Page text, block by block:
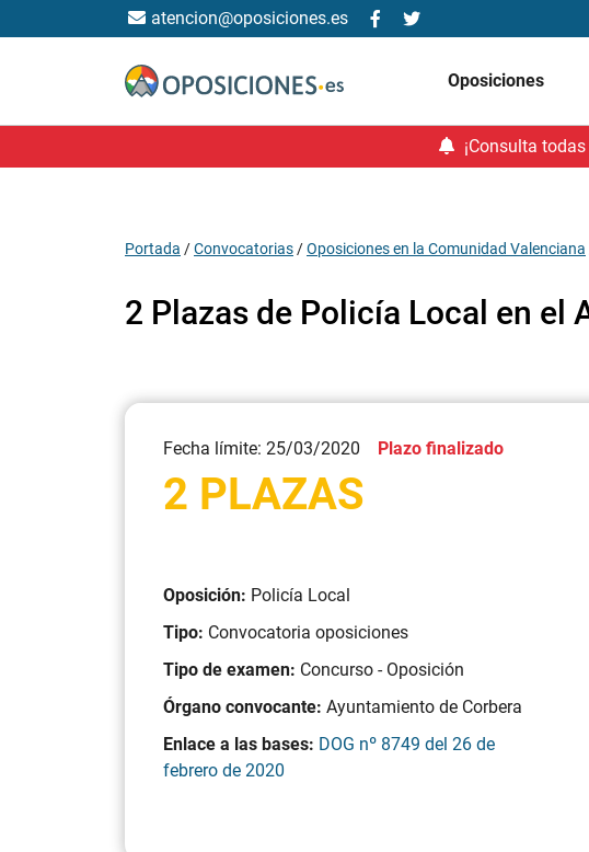
atencion@oposiciones.es
Oposiciones
¡Consulta
Portada /Convocatorias /Oposiciones en la Comunidad Valenciana
2 Plazas de Policía Local en el
Fecha límite: 25/03/2020 Plazo finalizado
2 PLAZAS
Oposición: Policía Local
Tipo: Convocatoria oposiciones
Tipo de examen: Concurso - Oposición
Órgano convocante: Ayuntamiento de Corbera
Enlace a las bases: DOG nº 8749 del 26 de
febrero de 2020